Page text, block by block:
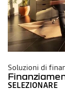
Soluzioni di
SELEZIONARE